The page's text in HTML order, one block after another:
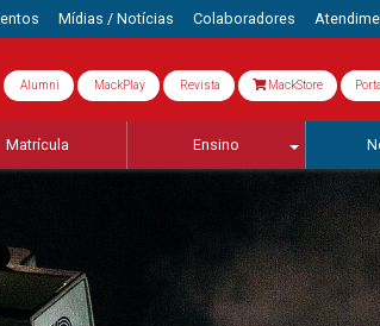
Mídias / Notícias Colaboradores
Alumni MackPlay Revista MackStore
Matrícula Ensino